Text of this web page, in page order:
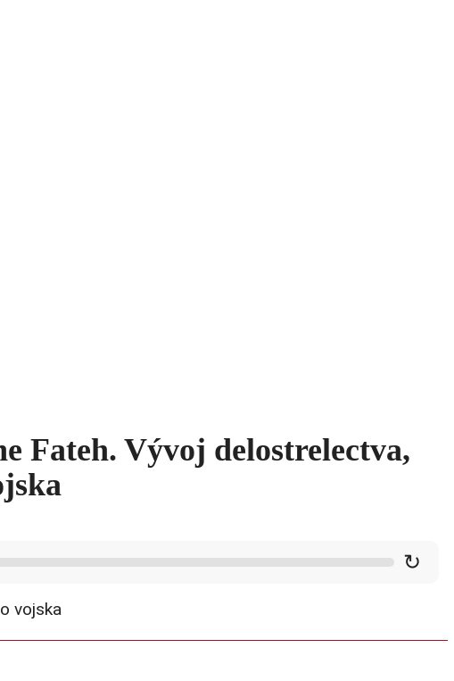
Fateh. Vývoj delostrelectva,
↻
vojska